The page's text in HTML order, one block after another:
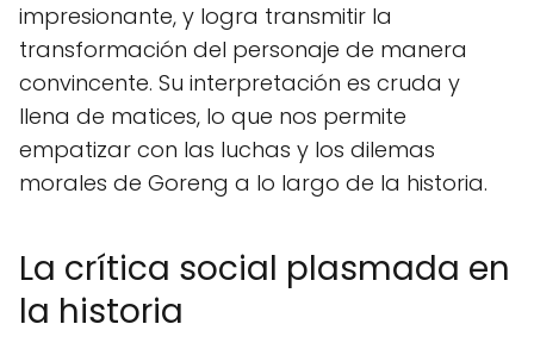
impresionante, y logra transmitir la
transformación del personaje de manera
convincente. Su interpretación es cruda y
llena de matices, lo que nos permite
empatizar con las luchas y los dilemas
morales de Goreng a lo largo de la historia.
La crítica social plasmada en
la historia